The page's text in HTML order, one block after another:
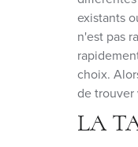
existants
n'est pas
choix.
de trouver
LA